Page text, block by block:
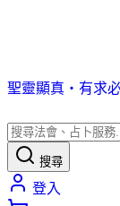
聖靈顯真・有求
搜尋
登入